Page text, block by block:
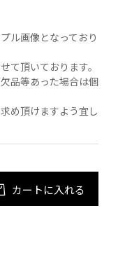
ル画像となっており
て頂いております。
品等あった場合は個
め頂けますよう宜し
カートに入れる